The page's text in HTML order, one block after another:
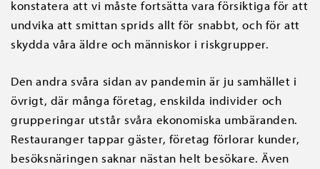
konstatera att vi måste fortsätta vara försiktiga för att
undvika att smittan sprids allt för snabbt, och för att
skydda våra äldre och människor i riskgrupper.
Den andra svåra sidan av pandemin är ju samhället i
övrigt, där många företag, enskilda individer och
grupperingar utstår svåra ekonomiska umbäranden.
Restauranger tappar gäster, företag förlorar kunder,
besöksnäringen saknar nästan helt besökare. Även